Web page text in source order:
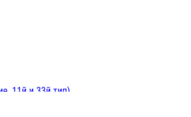
11й и 33й тип)